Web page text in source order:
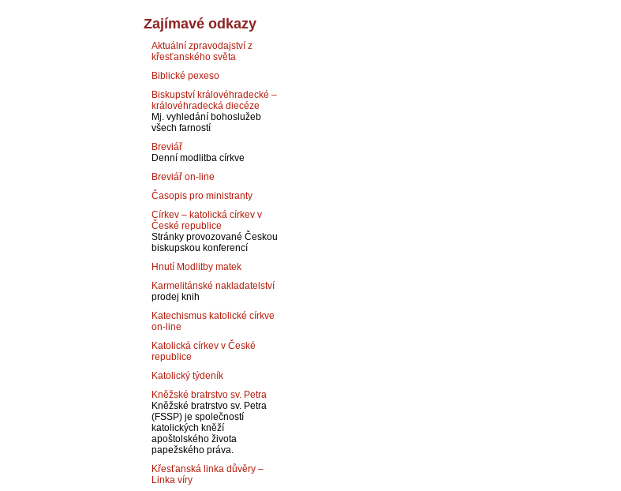
Zajímavé odkazy
Aktuální zpravodajství z
křesťanského světa
Biblické pexeso
Biskupství královéhradecké –
královéhradecká diecéze
Mj. vyhledání bohoslužeb
všech farností
Breviář
Denní modlitba církve
Breviář on-line
Časopis pro ministranty
Církev – katolická církev v
České republice
Stránky provozované Českou
biskupskou konferencí
Hnutí Modlitby matek
Karmelitánské nakladatelství
prodej knih
Katechismus katolické církve
on-line
Katolická církev v České
republice
Katolický týdeník
Kněžské bratrstvo sv. Petra
Kněžské bratrstvo sv. Petra
(FSSP) je společností
katolických kněží
apoštolského života
papežského práva.
Křesťanská linka důvěry –
Linka víry